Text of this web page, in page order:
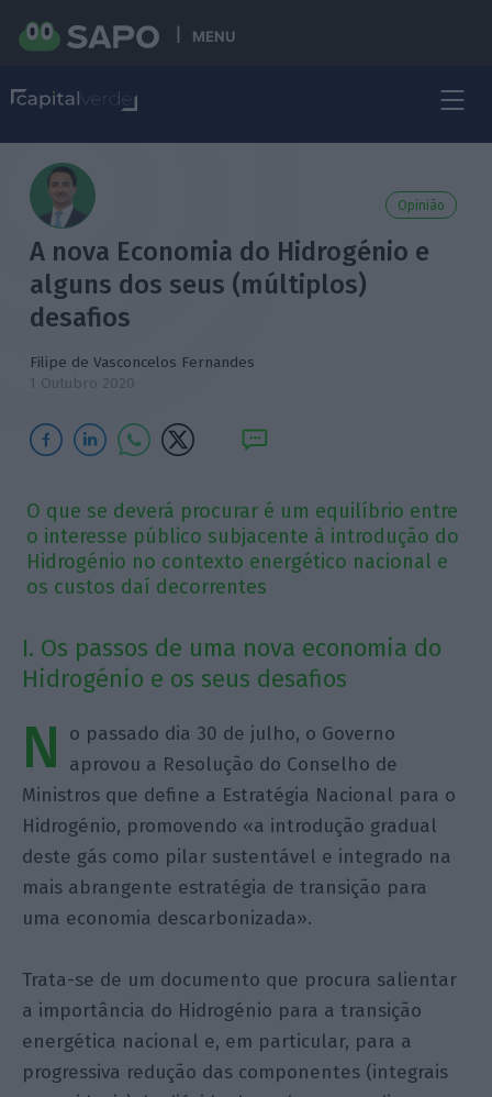
MENU
Opinião
A nova Economia do Hidrogénio e
alguns dos seus (múltiplos)
desafios
Filipe de Vasconcelos Fernandes
1 Outubro 2020
O que se deverá procurar é um equilíbrio entre
o interesse público subjacente à introdução do
Hidrogénio no contexto energético nacional e
os custos daí decorrentes
I. Os passos de uma nova economia do
Hidrogénio e os seus desafios
N
o passado dia 30 de julho, o Governo
aprovou a Resolução do Conselho de
Ministros que define a Estratégia Nacional para o
Hidrogénio, promovendo «a introdução gradual
deste gás como pilar sustentável e integrado na
mais abrangente estratégia de transição para
uma economia descarbonizada».
Trata-se de um documento que procura salientar
a importância do Hidrogénio para a transição
energética nacional e, em particular, para a
progressiva redução das componentes (integrais